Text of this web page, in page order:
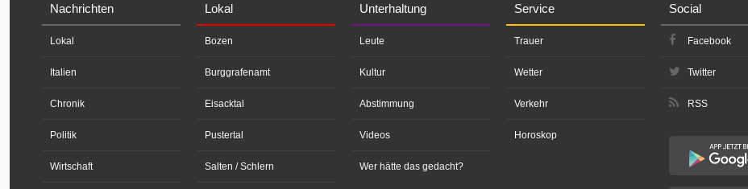
Nachrichten
Lokal
Italien
Chronik
Politik
Wirtschaft
Lokal
Bozen
Burggrafenamt
Eisacktal
Pustertal
Salten / Schlern
Unterhaltung
Leute
Kultur
Abstimmung
Videos
Wer hätte das gedacht?
Service
Trauer
Wetter
Verkehr
Horoskop
Social
Facebook
Twitter
RSS